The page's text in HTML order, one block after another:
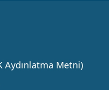
Aydınlatma Metni)